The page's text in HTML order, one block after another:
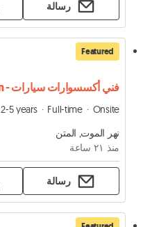
رسالة
Featured
فني أكسسوارات سيارات - Car Accessories Technician
2-5 years Full-time
Onsite
نهر الموت, المتن
منذ ٢١ ساعة
رسالة